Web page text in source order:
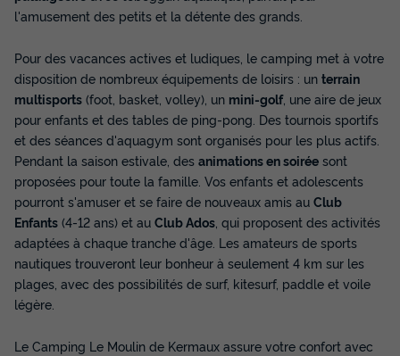
l'amusement des petits et la détente des grands.
Pour des vacances actives et ludiques, le camping met à votre
disposition de nombreux équipements de loisirs : un terrain
multisports (foot, basket, volley), un mini-golf, une aire de jeux
pour enfants et des tables de ping-pong. Des tournois sportifs
et des séances d'aquagym sont organisés pour les plus actifs.
Pendant la saison estivale, des animations en soirée sont
proposées pour toute la famille. Vos enfants et adolescents
pourront s'amuser et se faire de nouveaux amis au Club
Enfants (4-12 ans) et au Club Ados , qui proposent des activités
adaptées à chaque tranche d'âge. Les amateurs de sports
nautiques trouveront leur bonheur à seulement 4 km sur les
plages, avec des possibilités de surf, kitesurf, paddle et voile
légère.
Le Camping Le Moulin de Kermaux assure votre confort avec